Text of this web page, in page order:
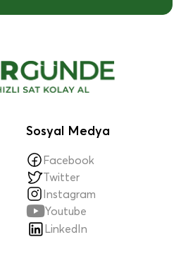
Sosyal Medya
Facebook
Twitter
Instagram
Youtube
LinkedIn